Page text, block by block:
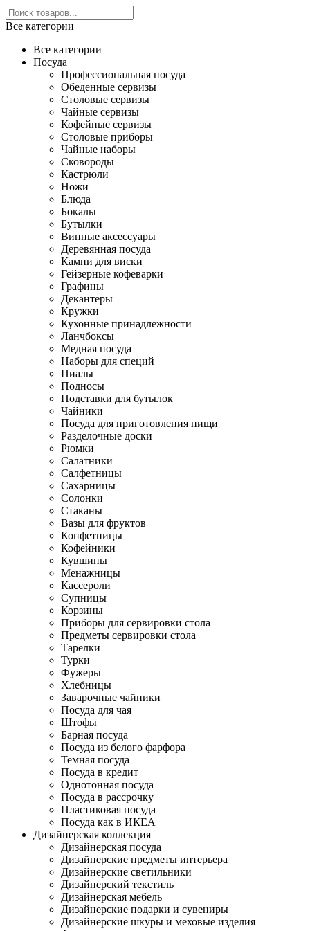
Все категории
Все категории
Посуда
Профессиональная посуда
Обеденные сервизы
Столовые сервизы
Чайные сервизы
Кофейные сервизы
Столовые приборы
Чайные наборы
Сковороды
Кастрюли
Ножи
Блюда
Бокалы
Бутылки
Винные аксессуары
Деревянная посуда
Камни для виски
Гейзерные кофеварки
Графины
Декантеры
Кружки
Кухонные принадлежности
Ланчбоксы
Медная посуда
Наборы для специй
Пиалы
Подносы
Подставки для бутылок
Чайники
Посуда для приготовления пищи
Разделочные доски
Рюмки
Салатники
Салфетницы
Сахарницы
Солонки
Стаканы
Вазы для фруктов
Конфетницы
Кофейники
Кувшины
Менажницы
Кассероли
Супницы
Корзины
Приборы для сервировки стола
Предметы сервировки стола
Тарелки
Турки
Фужеры
Хлебницы
Заварочные чайники
Посуда для чая
Штофы
Барная посуда
Посуда из белого фарфора
Темная посуда
Посуда в кредит
Однотонная посуда
Посуда в рассрочку
Пластиковая посуда
Посуда как в ИКЕА
Дизайнерская коллекция
Дизайнерская посуда
Дизайнерские предметы интерьера
Дизайнерские светильники
Дизайнерский текстиль
Дизайнерская мебель
Дизайнерские подарки и сувениры
Дизайнерские шкуры и меховые изделия